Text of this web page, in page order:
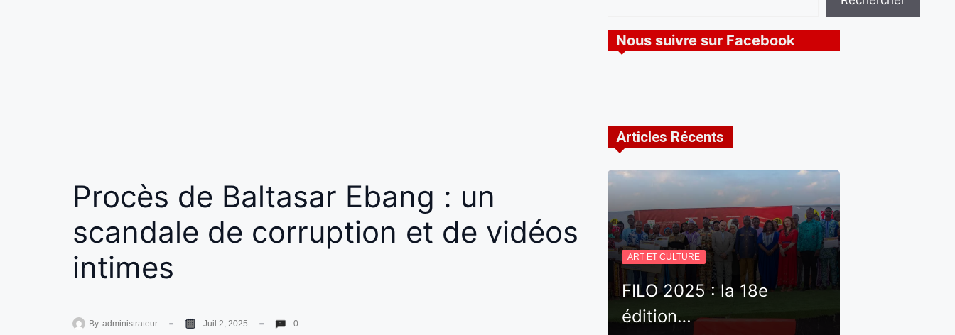
Procès de Baltasar Ebang : un
scandale de corruption et de vidéos
intimes
By administrateur Juil 2, 2025 0
Nous suivre sur Facebook
Articles Récents
ART ET CULTURE
FILO 2025 : la 18e
édition…